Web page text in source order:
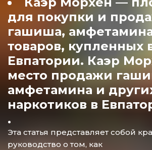
для покупки и
гашиша,
товаров, купленных
Евпатории. Каэр
место продажи
амфетамина и
наркотиков в
.
Эта статья представляет собой
руководство о том, как